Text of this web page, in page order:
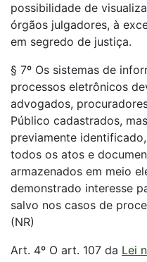
possibilidade de
órgãos julgadores, à
em segredo de justiça.
§ 7º Os sistemas de
processos eletrônicos
advogados,
Público cadastrados,
previamente
todos os atos e
armazenados em meio
demonstrado interesse
salvo nos casos de
(NR)
Art. 4º O art. 107 da Lei